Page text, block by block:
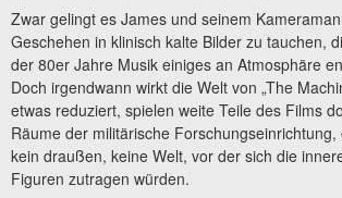
Zwar gelingt es James und seinem
Geschehen in klinisch kalte Bilder zu tauchen,
der 80er Jahre Musik einiges an Atmosphäre
Doch irgendwann wirkt die Welt von „The
etwas reduziert, spielen weite Teile des Films
Räume der militärische
kein draußen, keine Welt, vor der sich die
Figuren zutragen würden.